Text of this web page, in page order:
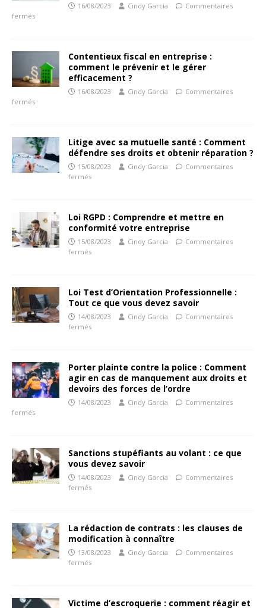
16/08/2023 Cindy Garcia
Commentaires
fermés
Contentieux fiscal en entreprise :
comment le prévenir et le gérer
efficacement ?
16/08/2023 Cindy Garcia
Commentaires
fermés
Litige avec sa mutuelle santé : Comment
défendre ses droits et obtenir réparation ?
15/08/2023 Cindy Garcia
Commentaires
fermés
Loi RGPD : Comprendre et mettre en
conformité votre entreprise
15/08/2023 Cindy Garcia
Commentaires
fermés
Loi Test d’Orientation Professionnelle :
Tout ce que vous devez savoir
14/08/2023 Cindy Garcia
Commentaires
fermés
Porter plainte contre la police : Comment
agir en cas de manquement aux droits et
devoirs des forces de l’ordre
14/08/2023 Cindy Garcia
Commentaires
fermés
Sanctions stupéfiants au volant : ce que
vous devez savoir
14/08/2023 Cindy Garcia
Commentaires
fermés
La rédaction de contrats : les clauses de
modification à connaître
13/08/2023 Cindy Garcia
Commentaires
fermés
Victime d’escroquerie : comment réagir et